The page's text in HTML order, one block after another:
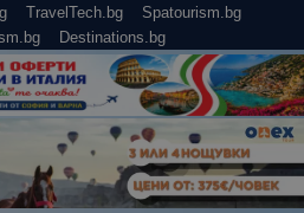
TravelTech.bg
Spatourism.bg
Destinations.bg